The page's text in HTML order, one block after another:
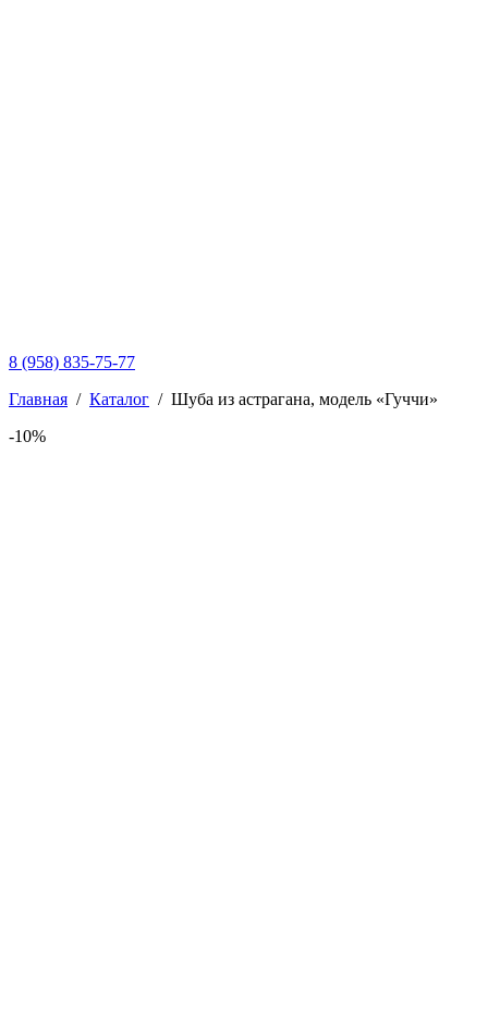
8 (958) 835-75-77
Главная / Каталог / Шуба из астрагана, модель «Гуччи»
-10%